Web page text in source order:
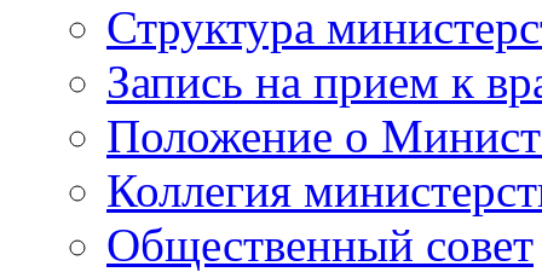
Структура
Запись на прием к
Положение о
Коллегия
Общественный совет